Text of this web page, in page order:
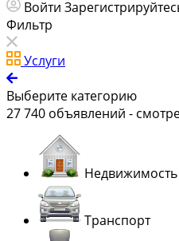
Войти
Фильтр
Услуги
Выберите категорию
27 740 объявлений -
Недвижимость
Транспорт